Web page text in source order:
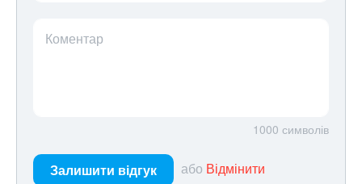
Коментар
1000 символів
Залишити відгук або Відмінити